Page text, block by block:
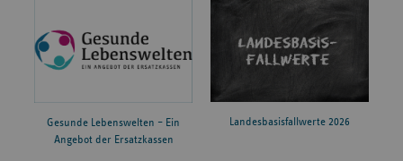
Gesunde Lebenswelten – Ein
Angebot der Ersatzkassen
Landesbasisfallwerte 2026